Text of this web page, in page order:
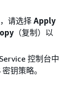
请选择 Apply
（复制）以
控制台中
钥策略。